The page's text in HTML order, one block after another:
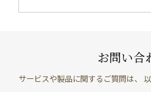
お問い合
サービスや製品に関するご質問は、